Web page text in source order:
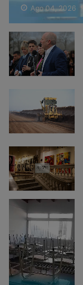
Ago 04, 2026